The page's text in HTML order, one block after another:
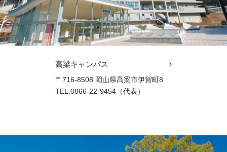
高梁キャンパス
〒716-8508 岡山県高梁市伊賀町8
TEL.0866-22-9454（代表）